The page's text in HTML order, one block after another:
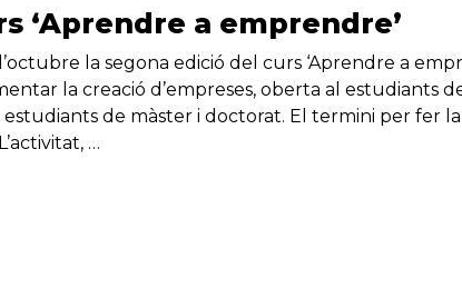
‘Aprendre a emprendre’
la segona edició del curs ‘Aprendre a
la creació d’empreses, oberta al estudiants
de màster i doctorat. El termini per fer
…